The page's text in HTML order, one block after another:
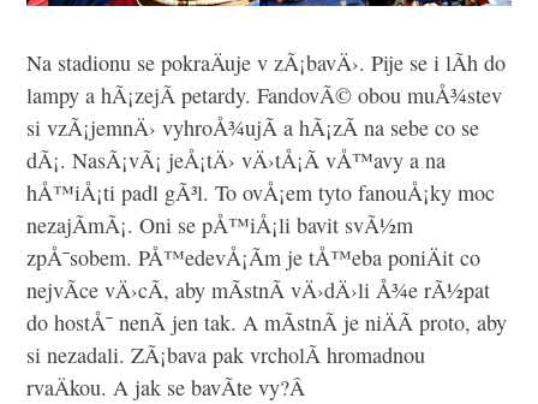
Na stadionu se pokraÄuje v zÃ¡bavÄ›. Pije se i lÃ­h do
lampy a hÃ¡zejÃ­ petardy. FandovÃ© obou muÅ¾stev
si vzÃ¡jemnÄ› vyhroÅ¾ujÃ­ a hÃ¡zÃ­ na sebe co se
dÃ¡. NasÃ¡vÃ¡ jeÅ¡tÄ› vÄ›tÅ¡Ã­ vÅ™avy a na
hÅ™iÅ¡ti padl gÃ³l. To ovÅ¡em tyto fanouÅ¡ky moc
nezajÃ­mÃ¡. Oni se pÅ™iÅ¡li bavit svÃ½m
zpÅ¯sobem. PÅ™edevÅ¡Ã­m je tÅ™eba poniÄit co
nejvÃ­ce vÄ›cÃ­, aby mÃ­stnÃ­ vÄ›dÄ›li Å¾e rÃ½pat
do hostÅ¯ nenÃ­ jen tak. A mÃ­stnÃ­ je niÄÃ­ proto, aby
si nezadali. ZÃ¡bava pak vrcholÃ­ hromadnou
rvaÄkou. A jak se bavÃ­te vy?Â